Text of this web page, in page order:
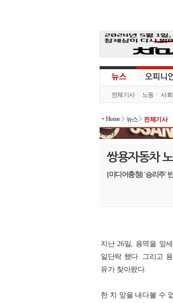
전체기사 노동 사회
Home 뉴스 전체기사
기사
쌍용자동차
[미디어충청] '승리주'
지난 26일, 용역을 앞
일단락 됐다. 그리고
유가 찾아왔다.
한 치 앞을 내다볼 수